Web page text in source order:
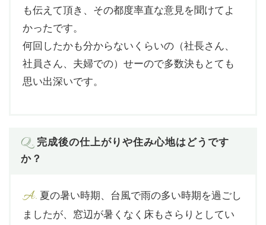
も伝えて頂き、その都度率直な意見を聞けてよ
かったです。
何回したかも分からないくらいの（社長さん、
社員さん、夫婦での）せーので多数決もとても
思い出深いです。
Q. 完成後の仕上がりや住み心地はどうです
か？
A. 夏の暑い時期、台風で雨の多い時期を過ごし
ましたが、窓辺が暑くなく床もさらりとしてい